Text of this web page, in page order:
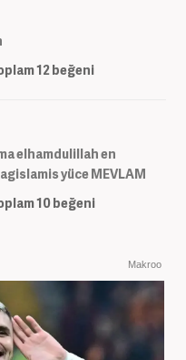
12 beğeni
elhamdulillah en
yüce MEVLAM
10beğeni
Makroo